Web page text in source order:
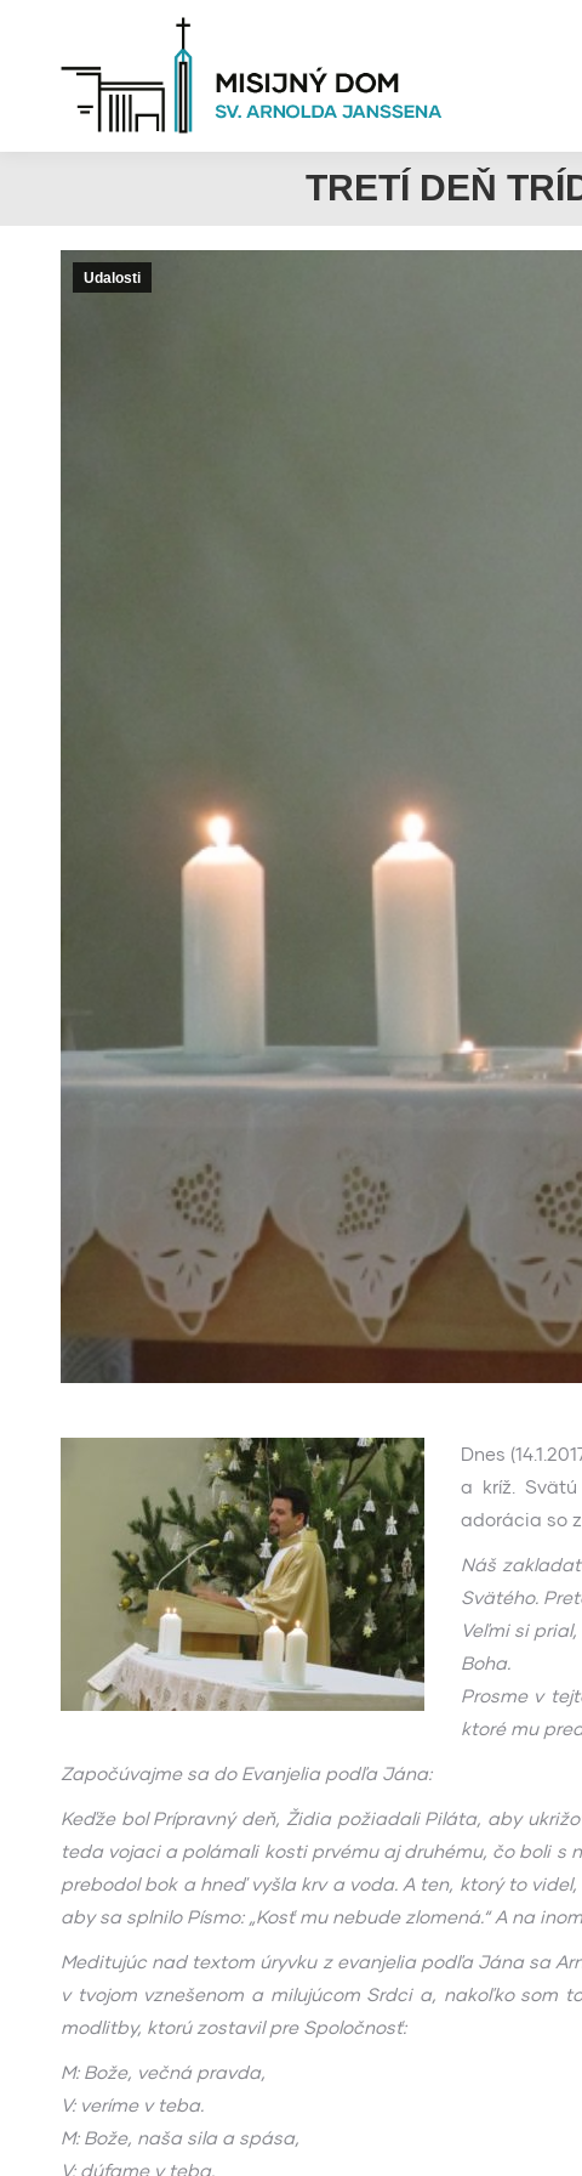
TRETÍ DEŇ
Udalosti
Dnes
a kríž.
adorácia so
Náš
Svätého.
Veľmi si
Boha.
Prosme v
ktoré mu
Započúvajme sa do Evanjelia podľa Jána:
Keďže bol Prípravný deň, Židia požiadali Piláta, aby
teda vojaci a polámali kosti prvému aj druhému, čo boli s
prebodol bok a hneď vyšla krv a voda. A ten, ktorý to
aby sa splnilo Písmo: „Kosť mu nebude zlomená.“ A na
Meditujúc nad textom úryvku z evanjelia podľa Jána sa
v tvojom vznešenom a milujúcom Srdci a, nakoľko som
modlitby, ktorú zostavil pre Spoločnosť:
M: Bože, večná pravda,
V: veríme v teba.
M: Bože, naša sila a spása,
V: dúfame v teba.